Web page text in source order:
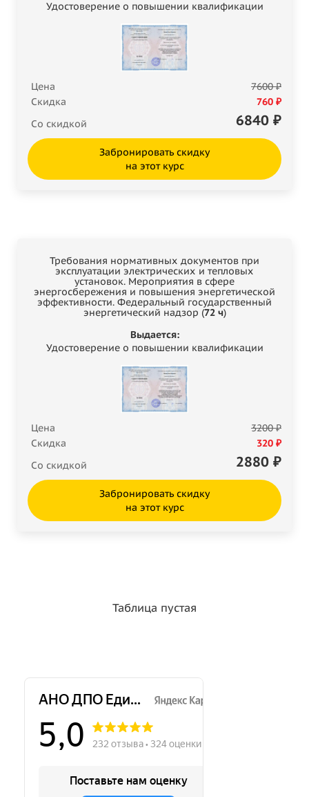
Удостоверение о повышении квалификации
Цена
7600 ₽
Скидка
760 ₽
Со скидкой
6840 ₽
Забронировать скидку
на этот курс
Требования нормативных документов при
эксплуатации электрических и тепловых
установок. Мероприятия в сфере
энергосбережения и повышения энергетической
эффективности. Федеральный государственный
энергетический надзор (72 ч)
Выдается:
Удостоверение о повышении квалификации
Цена
3200 ₽
Скидка
320 ₽
Со скидкой
2880 ₽
Забронировать скидку
на этот курс
Таблица пустая